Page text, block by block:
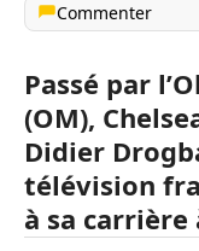
Commenter
Passé par
(OM),
Didier
télévision
à sa